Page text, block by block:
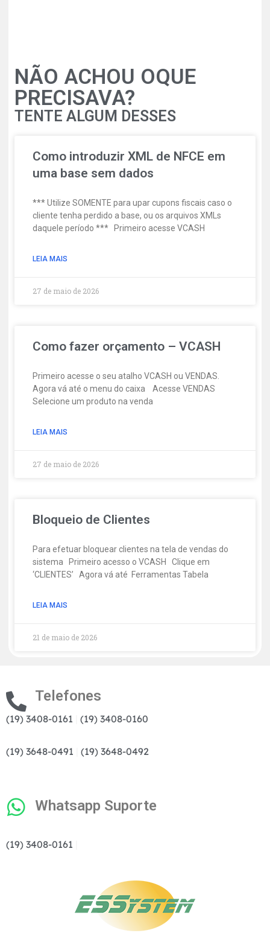
NÃO ACHOU OQUE
PRECISAVA?
TENTE ALGUM DESSES
Como introduzir XML de NFCE em
uma base sem dados
*** Utilize SOMENTE para upar cupons fiscais caso o
cliente tenha perdido a base, ou os arquivos XMLs
daquele período *** Primeiro acesse VCASH
LEIA MAIS
27 de maio de 2026
Como fazer orçamento – VCASH
Primeiro acesse o seu atalho VCASH ou VENDAS.
Agora vá até o menu do caixa Acesse VENDAS
Selecione um produto na venda
LEIA MAIS
27 de maio de 2026
Bloqueio de Clientes
Para efetuar bloquear clientes na tela de vendas do
sistema Primeiro acesso o VCASH Clique em
‘CLIENTES’ Agora vá até Ferramentas Tabela
LEIA MAIS
21 de maio de 2026
Telefones
(19) 3408-0161 (19) 3408-0160
(19) 3648-0491 (19) 3648-0492
Whatsapp Suporte
(19) 3408-0161